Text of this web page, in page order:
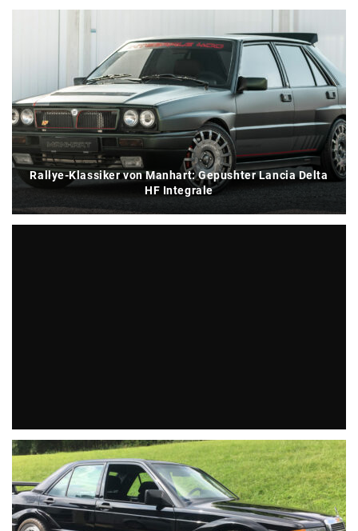
Rallye-Klassiker von Manhart: Gepushter Lancia Delta
HF Integrale
Klassiker: The Beast von John Dodd wird verkauft